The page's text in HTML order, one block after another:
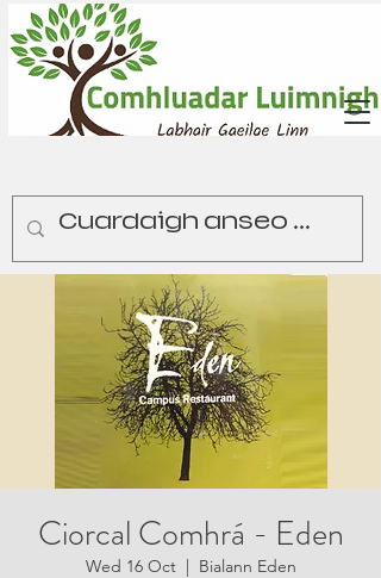
Ciorcal Comhrá - Eden
Wed 16 Oct
  |
Bialann Eden